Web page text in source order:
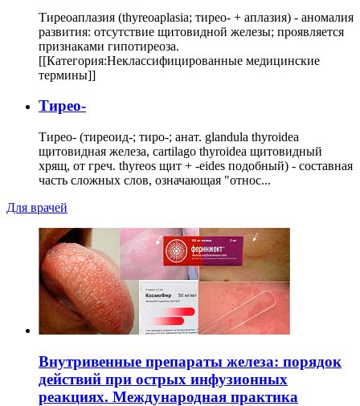
Тиреоаплазия (thyreoaplasia; тирео- + аплазия) - аномалия
развития: отсутствие щитовидной железы; проявляется
признаками гипотиреоза.
[[Категория:Неклассифицированные медицинские
термины]]
Тирео-
Тирео- (тиреоид-; тиро-; анат. glandula thyroidea
щитовидная железа, cartilago thyroidea щитовидный
хрящ, от греч. thyreos щит + -eides подобный) - составная
часть сложных слов, означающая "относ...
Для врачей
Внутривенные препараты железа: порядок
действий при острых инфузионных
реакциях. Международная практика